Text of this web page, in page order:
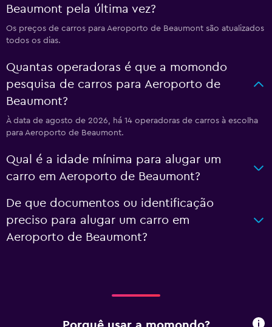
Beaumont pela última vez?
Os preços de carros para Aeroporto de Beaumont são atualizados
todos os dias.
Quantas operadoras é que a momondo
pesquisa de carros para Aeroporto de
Beaumont?
À data de agosto de 2026, há 14 operadoras de carros à escolha
para Aeroporto de Beaumont.
Qual é a idade mínima para alugar um
carro em Aeroporto de Beaumont?
De que documentos ou identificação
preciso para alugar um carro em
Aeroporto de Beaumont?